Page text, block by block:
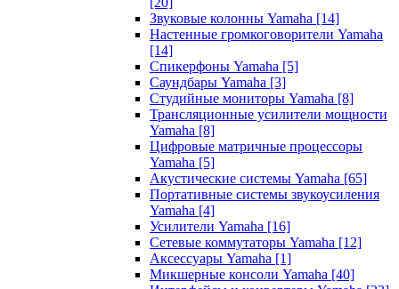
Звуковые колонны Yamaha [14]
Настенные громкоговорители Yamaha
[14]
Спикерфоны Yamaha [5]
Саундбары Yamaha [3]
Студийные мониторы Yamaha [8]
Трансляционные усилители мощности
Yamaha [8]
Цифровые матричные процессоры
Yamaha [5]
Акустические системы Yamaha [65]
Портативные системы звукоусиления
Yamaha [4]
Усилители Yamaha [16]
Сетевые коммутаторы Yamaha [12]
Аксессуары Yamaha [1]
Микшерные консоли Yamaha [40]